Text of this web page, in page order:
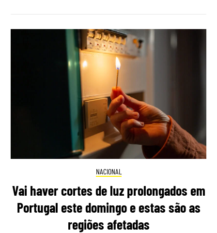
NACIONAL
Vai haver cortes de luz prolongados em
Portugal este domingo e estas são as
regiões afetadas